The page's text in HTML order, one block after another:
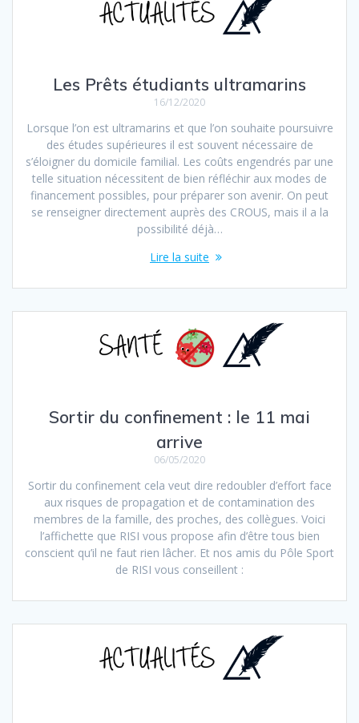
Les Prêts étudiants ultramarins
16/12/2020
Lorsque l’on est ultramarins et que l’on souhaite poursuivre
des études supérieures il est souvent nécessaire de
s’éloigner du domicile familial. Les coûts engendrés par une
telle situation nécessitent de bien réfléchir aux modes de
financement possibles, pour préparer son avenir. On peut
se renseigner directement auprès des CROUS, mais il a la
possibilité déjà…
Lire la suite
Sortir du confinement : le 11 mai
arrive
06/05/2020
Sortir du confinement cela veut dire redoubler d’effort face
aux risques de propagation et de contamination des
membres de la famille, des proches, des collègues. Voici
l’affichette que RISI vous propose afin d’être tous bien
conscient qu’il ne faut rien lâcher. Et nos amis du Pôle Sport
de RISI vous conseillent :